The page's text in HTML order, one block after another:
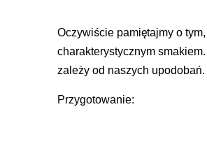
Oczywiście pamiętajmy o
charakterystycznym
zależy od naszych upodobań.
Przygotowanie: